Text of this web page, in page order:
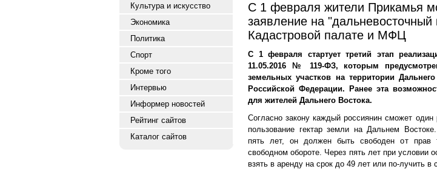
Культура и искусство
Экономика
Политика
Спорт
Кроме того
Интервью
Информер новостей
Рейтинг сайтов
Каталог сайтов
С 1 февраля жители Прикамья
заявление на "дальневосточный
Кадастровой палате и МФЦ
С 1 февраля стартует третий этап
11.05.2016 № 119-ФЗ, которым
земельных участков на территории
Российской Федерации. Ранее эта
для жителей Дальнего Востока.
Согласно закону каждый россиянин сможет один
пользование гектар земли на Дальнем
пять лет, он должен быть свободен от прав
свободном обороте. Через пять лет при условии
взять в аренду на срок до 49 лет или по-лучить в